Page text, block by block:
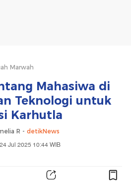
Marwah
Mahasiwa di
Teknologi untuk
Karhutla
R - detikNews
Jul 2025 10:44 WIB